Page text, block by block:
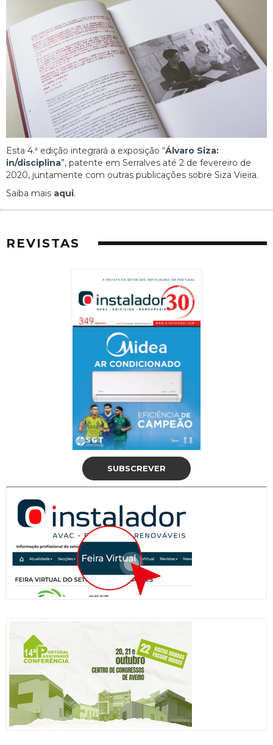
Esta 4.ª edição integrará a exposição “Álvaro Siza:
in/disciplina”, patente em Serralves até 2 de fevereiro de
2020, juntamente com outras publicações sobre Siza Vieira.
Saiba mais aqui.
REVISTAS
SUBSCREVER